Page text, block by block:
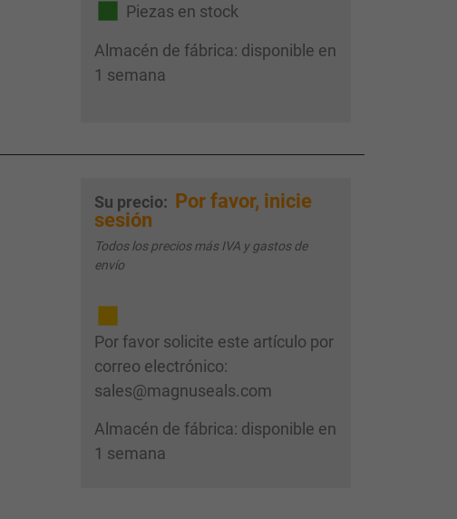
Piezas en stock
Almacén de fábrica: disponible en
1 semana
Su precio: Por favor, inicie
sesión
Todos los precios más IVA y gastos de
envío
Por favor solicite este artículo por
correo electrónico:
sales@magnuseals.com
Almacén de fábrica: disponible en
1 semana